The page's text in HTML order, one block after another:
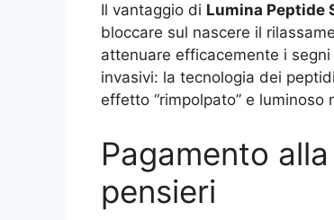
Il vantaggio di Lumina Peptide
bloccare sul nascere il
attenuare efficacemente i
invasivi: la tecnologia dei
effetto “rimpolpato” e
Pagamento
pensieri